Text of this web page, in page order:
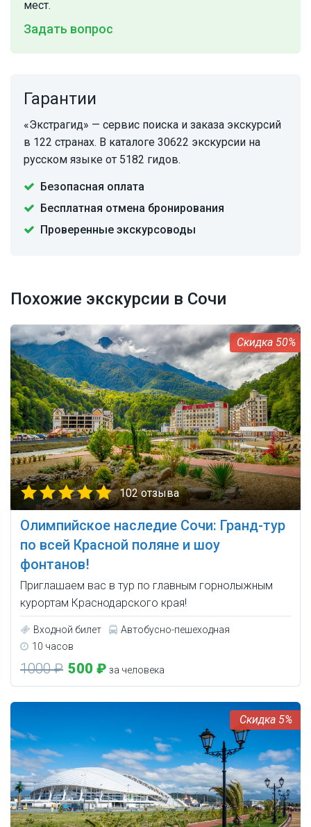
мест.
Задать вопрос
Гарантии
«Экстрагид» — сервис поиска и заказа экскурсий
в 122 странах. В каталоге 30622 экскурсии на
русском языке от 5182 гидов.
Безопасная оплата
Бесплатная отмена бронирования
Проверенные экскурсоводы
Похожие экскурсии в Сочи
50%
102 отзыва
Олимпийское наследие Сочи: Гранд-тур
по всей Красной поляне и шоу
фонтанов!
Приглашаем вас в тур по главным горнолыжным
курортам Краснодарского края!
Входной билет
Автобусно-пешеходная
10 часов
1000 ₽ 500 ₽ за человека
5%